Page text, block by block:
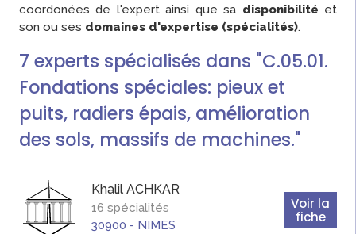
coordonées de l'expert ainsi que sa disponibilité et
son ou ses domaines d'expertise (spécialités).
7 experts spécialisés dans "C.05.01.
Fondations spéciales: pieux et
puits, radiers épais, amélioration
des sols, massifs de machines."
Khalil ACHKAR
16 spécialités
30900 - NIMES
Voir la
fiche